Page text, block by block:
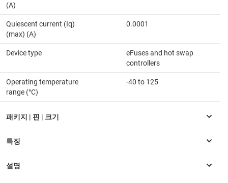
(A)
Quiescent current (Iq)
(max) (A)
0.0001
Device type
eFuses and hot swap
controllers
Operating temperature
range (°C)
-40 to 125